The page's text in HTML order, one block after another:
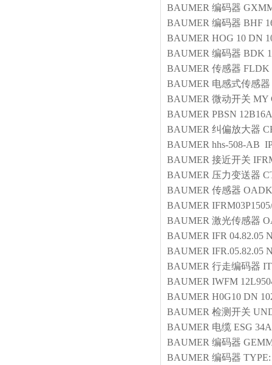
BAUMER 编码器
BAUMER 编码器 BHF
BAUMER HOG 10 DN
BAUMER 编码器 BDK
BAUMER 传感器 FLDK
BAUMER 电感式传感器
BAUMER 微动开关 MY
BAUMER PBSN
BAUMER 纠偏放大器
BAUMER hhs-508-AB
BAUMER 接近开关
BAUMER 压力变送器
BAUMER 传感器
BAUMER
BAUMER 激光传感器
BAUMER IFR 04.82.05
BAUMER IFR.05.82.05
BAUMER 行走编码器
BAUMER IWFM
BAUMER H0G10 DN
BAUMER 检测开关
BAUMER 电缆 ESG
BAUMER 编码器
BAUMER 编码器